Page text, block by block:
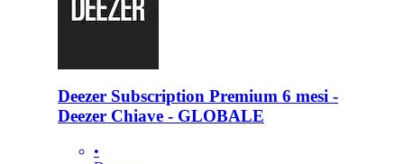
Deezer Subscription Premium 6 mesi -
Deezer Chiave - GLOBALE
•